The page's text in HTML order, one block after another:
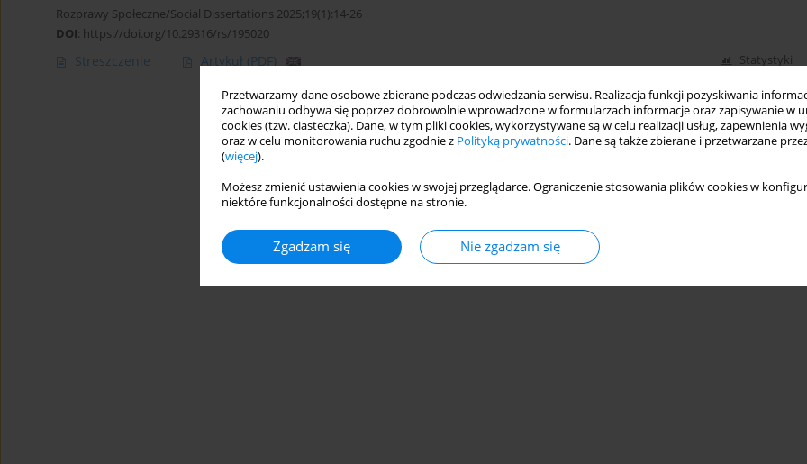
Przetwarzamy dane osobowe zbierane podczas odwiedzania serwisu. Realizacja funkcji pozyskiwania
zachowaniu odbywa się poprzez dobrowolnie wprowadzone w formularzach informacje oraz zapisywanie w
cookies (tzw. ciasteczka). Dane, w tym pliki cookies, wykorzystywane są w celu realizacji usług, zapewnienia
oraz w celu monitorowania ruchu zgodnie z Polityką prywatności. Dane są także zbierane i przetwarzane
(więcej).
Możesz zmienić ustawienia cookies w swojej przeglądarce. Ograniczenie stosowania plików cookies w
niektóre funkcjonalności dostępne na stronie.
Zgadzam się Nie zgadzam się
Rozprawy Społeczne/Social Dissertations 2025;19(1):14-26
DOI: https://doi.org/10.29316/rs/195020
Streszczenie Artykuł (PDF) Statystyki